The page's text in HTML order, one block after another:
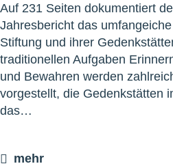
Auf 231 Seiten dokumentiert
Jahresbericht das
Stiftung und ihrer
traditionellen Aufgaben
und Bewahren werden
vorgestellt, die Gedenkstätten
das…
mehr